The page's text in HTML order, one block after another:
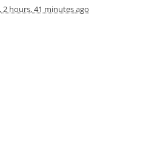
2 hours,41 minutesago